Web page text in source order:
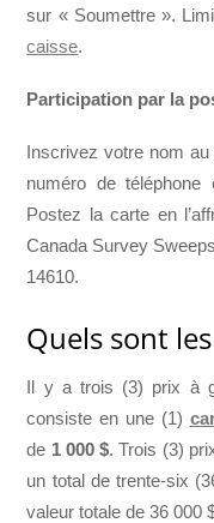
sur « Soumettre ».
caisse.
Participation par la
Inscrivez votre nom
numéro de
Postez la carte en
Canada Survey
14610.
Quels sont
Il y a trois (3) prix à
consiste en une (1)
de 1 000 $. Trois (3)
un total de trente-six
valeur totale de 36 000